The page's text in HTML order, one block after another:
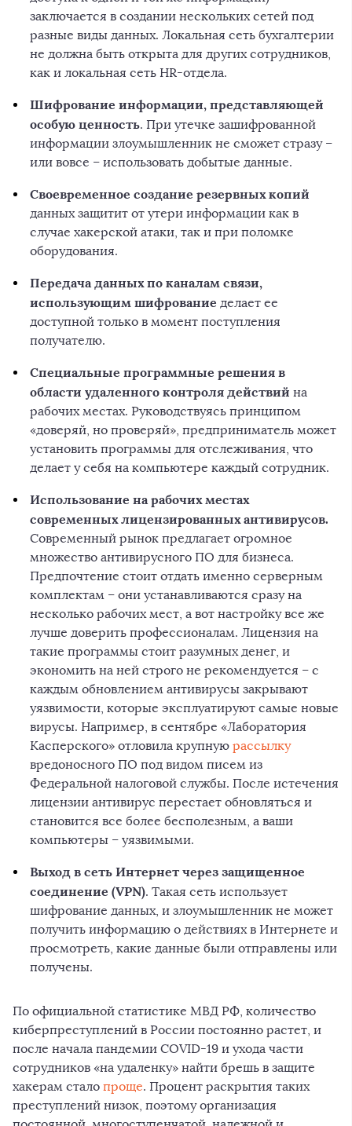
заключается в создании нескольких сетей под
разные виды данных. Локальная сеть бухгалтерии
не должна быть открыта для других сотрудников,
как и локальная сеть HR-отдела.
Шифрование информации, представляющей
особую ценность. При утечке зашифрованной
информации злоумышленник не сможет стразу –
или вовсе – использовать добытые данные.
Своевременное создание резервных копий
данных защитит от утери информации как в
случае хакерской атаки, так и при поломке
оборудования.
Передача данных по каналам связи,
использующим шифрование делает ее
доступной только в момент поступления
получателю.
Специальные программные решения в
области удаленного контроля действий на
рабочих местах. Руководствуясь принципом
«доверяй, но проверяй», предприниматель может
установить программы для отслеживания, что
делает у себя на компьютере каждый сотрудник.
Использование на рабочих местах
современных лицензированных антивирусов.
Современный рынок предлагает огромное
множество антивирусного ПО для бизнеса.
Предпочтение стоит отдать именно серверным
комплектам – они устанавливаются сразу на
несколько рабочих мест, а вот настройку все же
лучше доверить профессионалам. Лицензия на
такие программы стоит разумных денег, и
экономить на ней строго не рекомендуется – с
каждым обновлением антивирусы закрывают
уязвимости, которые эксплуатируют самые новые
вирусы. Например, в сентябре «Лаборатория
Касперского» отловила крупную рассылку
вредоносного ПО под видом писем из
Федеральной налоговой службы. После истечения
лицензии антивирус перестает обновляться и
становится все более бесполезным, а ваши
компьютеры – уязвимыми.
Выход в сеть Интернет через защищенное
соединение (VPN). Такая сеть использует
шифрование данных, и злоумышленник не может
получить информацию о действиях в Интернете и
просмотреть, какие данные были отправлены или
получены.
По официальной статистике МВД РФ, количество
киберпреступлений в России постоянно растет, и
после начала пандемии COVID-19 и ухода части
сотрудников «на удаленку» найти брешь в защите
хакерам стало проще. Процент раскрытия таких
преступлений низок, поэтому организация